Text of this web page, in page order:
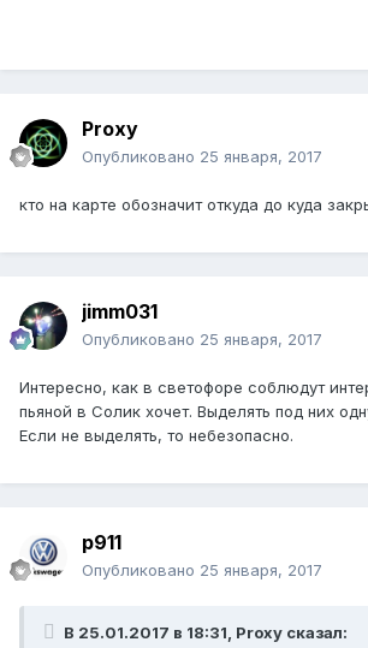
Proxy
Опубликовано 25 января, 2017
кто на карте обозначит откуда до куда
jimm031
Опубликовано 25 января, 2017
Интересно, как в светофоре соблюдут
пьяной в Солик хочет. Выделять под них
Если не выделять, то небезопасно.
p911
Опубликовано 25 января, 2017
В 25.01.2017 в 18:31, Proxy сказал: